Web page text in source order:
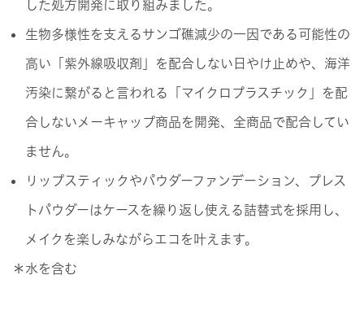
した処方開発に取り組みました。
生物多様性を支えるサンゴ礁減少の一因である可能性の
高い「紫外線吸収剤」を配合しない日やけ止めや、海洋
汚染に繋がると言われる「マイクロプラスチック」を配
合しないメーキャップ商品を開発、全商品で配合してい
ません。
リップスティックやパウダーファンデーション、プレス
トパウダーはケースを繰り返し使える詰替式を採用し、
メイクを楽しみながらエコを叶えます。
＊水を含む